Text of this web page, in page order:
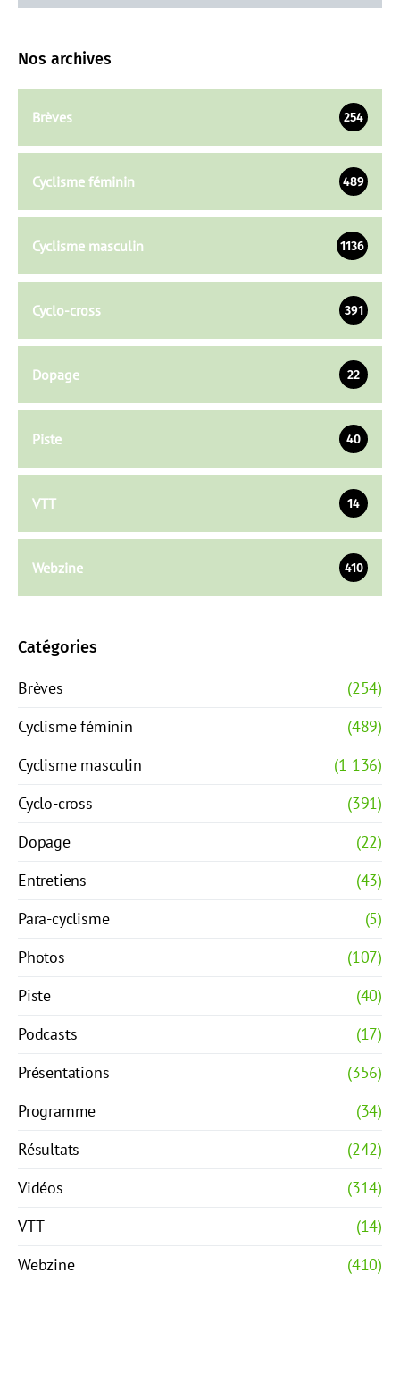
Nos archives
Brèves 254
Cyclisme féminin 489
Cyclisme masculin 1136
Cyclo-cross 391
Dopage 22
Piste 40
VTT 14
Webzine 410
Catégories
Brèves
(254)
Cyclisme féminin
(489)
Cyclisme masculin
(1 136)
Cyclo-cross
(391)
Dopage
(22)
Entretiens
(43)
Para-cyclisme
(5)
Photos
(107)
Piste
(40)
Podcasts
(17)
Présentations
(356)
Programme
(34)
Résultats
(242)
Vidéos
(314)
VTT
(14)
Webzine
(410)